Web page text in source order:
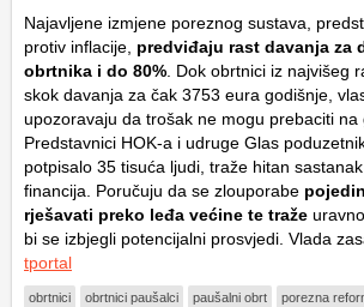
Najavljene izmjene poreznog sustava,
protiv inflacije, predviđaju rast davanja za
obrtnika i do 80% . Dok obrtnici iz najvišeg
skok davanja za čak 3753 eura godišnje,
upozoravaju da trošak ne mogu prebaciti na
Predstavnici HOK-a i udruge Glas
potpisalo 35 tisuća ljudi, traže hitan
financija. Poručuju da se zlouporabe
rješavati preko leđa većine te traže
bi se izbjegli potencijalni prosvjedi. Vlada
tportal
obrtnici obrtnici paušalci paušalni obrt porezna